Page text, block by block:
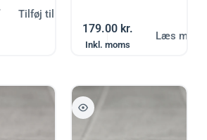
Tilføj til kurv
179.00 kr.
Inkl. moms
Læs mere